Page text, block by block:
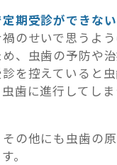
期受診ができない
のせいで思うよ
、虫歯の予防や
を控えていると
歯に進行してし
の他にも虫歯の
。